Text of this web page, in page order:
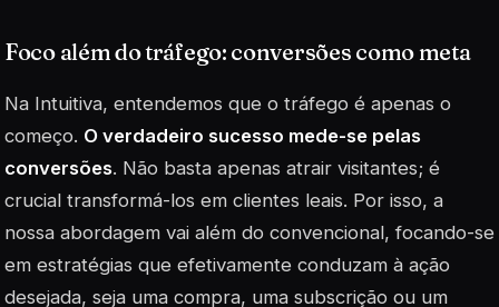
Foco além do tráfego: conversões como meta
Na Intuitiva, entendemos que o tráfego é apenas o
começo. O verdadeiro sucesso mede-se pelas
conversões. Não basta apenas atrair visitantes; é
crucial transformá-los em clientes leais. Por isso, a
nossa abordagem vai além do convencional, focando-se
em estratégias que efetivamente conduzam à ação
desejada, seja uma compra, uma subscrição ou um